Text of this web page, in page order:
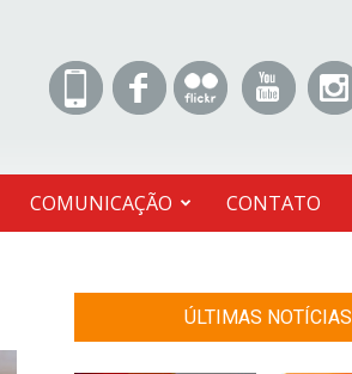
COMUNICAÇÃO CONTATO
ÚLTIMAS NOTÍCIAS